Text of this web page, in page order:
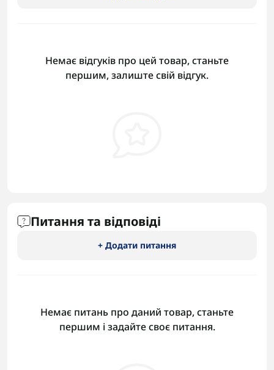
Немає відгуків про цей товар, станьте
першим, залиште свій відгук.
Питання та відповіді
+ Додати питання
Немає питань про даний товар, станьте
першим і задайте своє питання.